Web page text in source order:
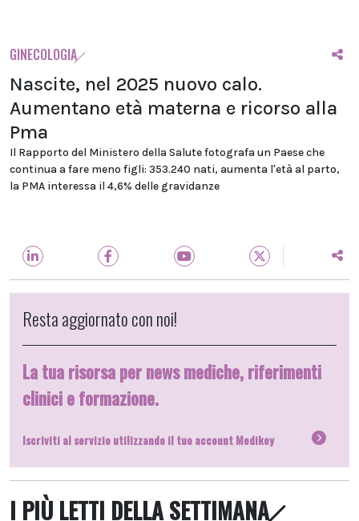
GINECOLOGIA
Nascite, nel 2025 nuovo calo.
Aumentano età materna e ricorso alla
Pma
Il Rapporto del Ministero della Salute fotografa un Paese che
continua a fare meno figli: 353.240 nati, aumenta l'età al parto,
la PMA interessa il 4,6% delle gravidanze
Resta aggiornato con noi!
La tua risorsa per news mediche, riferimenti
clinici e formazione.
Iscriviti al servizio utilizzando il tuo account Medikey
I PIÙ LETTI DELLA SETTIMANA